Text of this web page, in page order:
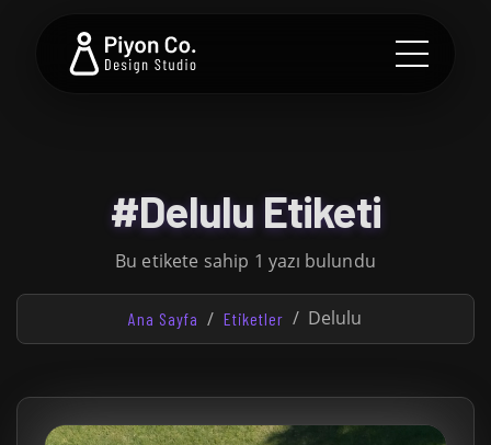
#Delulu Etiketi
Bu etikete sahip 1 yazı bulundu
Ana Sayfa Etiketler Delulu